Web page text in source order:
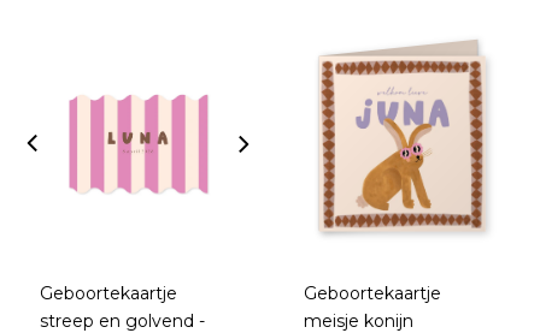
Geboortekaartje
streep en golvend -
Geboortekaartje
meisje konijn